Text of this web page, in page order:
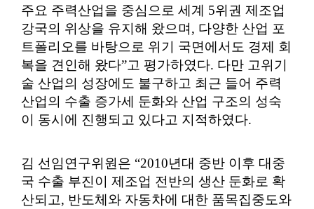
주요 주력산업을 중심으로 세계 5위권 제조업
강국의 위상을 유지해 왔으며, 다양한 산업 포
트폴리오를 바탕으로 위기 국면에서도 경제 회
복을 견인해 왔다”고 평가하였다. 다만 고위기
술 산업의 성장에도 불구하고 최근 들어 주력
산업의 수출 증가세 둔화와 산업 구조의 성숙
이 동시에 진행되고 있다고 지적하였다.
김 선임연구위원은 “2010년대 중반 이후 대중
국 수출 부진이 제조업 전반의 생산 둔화로 확
산되고, 반도체와 자동차에 대한 품목집중도와